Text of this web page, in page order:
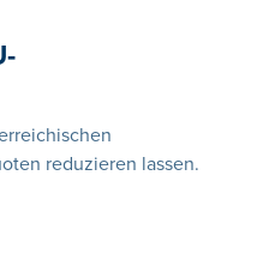
reduzieren lassen.